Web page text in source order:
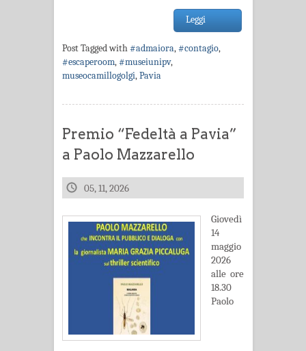
Leggi
Post Tagged with#admaiora,#contagio,
#escaperoom,#museiunipv,
museocamillogolgi,Pavia
Premio “Fedeltà a Pavia”
a Paolo Mazzarello
05, 11, 2026
Giovedì
14
maggio
2026
alle ore
18.30
Paolo